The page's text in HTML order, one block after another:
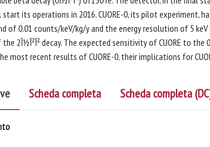
start its operations in 2016. CUORE-0, its pilot experiment,
of 0.01 counts/keV/kg/y and the energy resolution of 5 keV
2Î½Î²Î² decay. The expected sensitivity of CUORE to the
most recent results of CUORE-0, their implications for
Scheda completa Scheda completa